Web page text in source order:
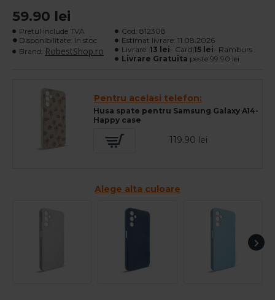
59.90 lei
Pretul include TVA
Disponibilitate: In stoc
Brand: RobestShop.ro
Cod: 812308
Estimat livrare: 11.08.2026
Livrare: 13 lei- Card|15 lei- Ramburs
Livrare Gratuita peste 99.90 lei
Pentru acelasi telefon:
Husa spate pentru Samsung Galaxy A14-
Happy case
119.90 lei
Alege alta culoare